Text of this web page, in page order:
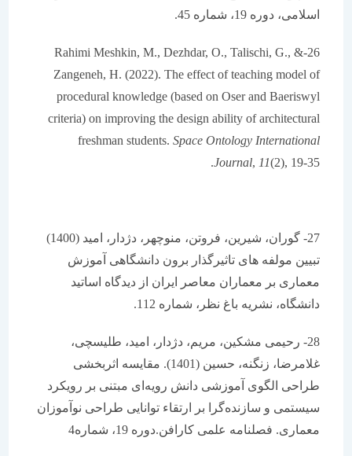
اسلامی، دوره 19، شماره 45.
26-Rahimi Meshkin, M., Dezhdar, O., Talischi, G., &
Zangeneh, H. (2022). The effect of teaching model of
procedural knowledge (based on Oser and Baeriswyl
criteria) on improving the design ability of architectural
freshman students. Space Ontology International
Journal, 11(2), 19-35.
27- گوران، شیرین، فروتن، منوچهر، دژدار، امید (1400)
تبیین مولفه های تاثیرگذار برون دانشگاهی آموزش
معماری بر معماران معاصر ایران از دیدگاه اساتید
دانشگاه، نشریه باغ نظر، شماره 112.
28- رحیمی مشکین، مریم، دژدار، امید، طلیسچی،
غلامرضا، زنگنه، حسین (1401). مقایسه اثربخشی
طراحی الگوی آموزشی دانش رویه‌ای مبتنی بر رویکرد
سیستمی و سازنده‌گرا بر ارتقاء توانایی طراحی نوآموزان
معماری. فصلنامه علمی کارافن.دوره 19، شماره4